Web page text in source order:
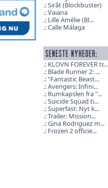
Sirât (Blockbuster)
Vaiana
Lille Amélie (Bl...
Calle Málaga
KLOVN FOREVER tr...
Blade Runner 2: ...
"Fantastic Beast...
Avengers: Infini...
Rumkapslen fra "...
Suicide Squad ti...
Superfast: Nyt k...
Trailer: Mission...
Gina Rodriguez m...
Frozen 2 officie...